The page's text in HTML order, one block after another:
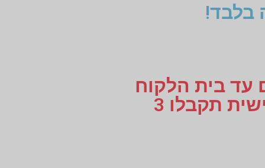
בלבד!
עד בית הלקוח
או עד למקום העבודה, לוקחים מידות למדרסים בהתאמה אישית תקבלו 3